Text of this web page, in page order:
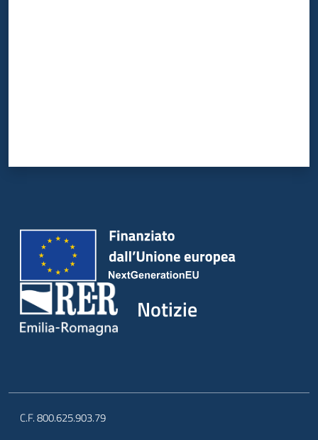
Notizie
C.F. 800.625.903.79